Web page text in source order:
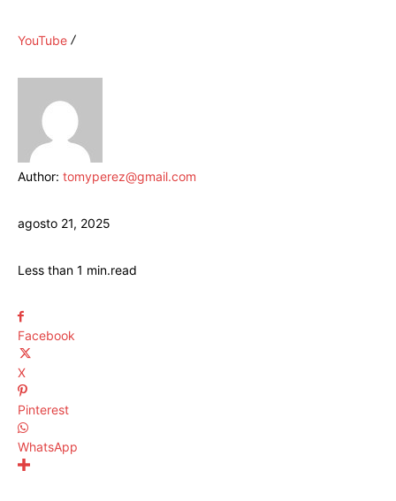
YouTube
Author: tomyperez@gmail.com
agosto 21, 2025
Less than 1 min.read
Facebook
X
Pinterest
WhatsApp